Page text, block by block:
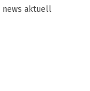
news aktuell